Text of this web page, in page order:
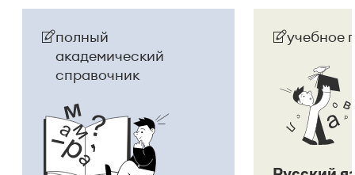
полный
академический
справочник
учебное